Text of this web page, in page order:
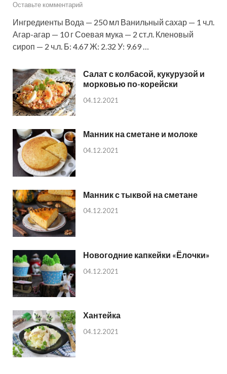
Оставьте комментарий
Ингредиенты Вода — 250 мл Ванильный сахар — 1 ч.л.
Агар-агар — 10 г Соевая мука — 2 ст.л. Кленовый
сироп — 2 ч.л. Б: 4.67 Ж: 2.32 У: 9.69 …
Салат с колбасой, кукурузой и
морковью по-корейски
04.12.2021
Манник на сметане и молоке
04.12.2021
Манник с тыквой на сметане
04.12.2021
Новогодние капкейки «Ёлочки»
04.12.2021
Хантейка
04.12.2021